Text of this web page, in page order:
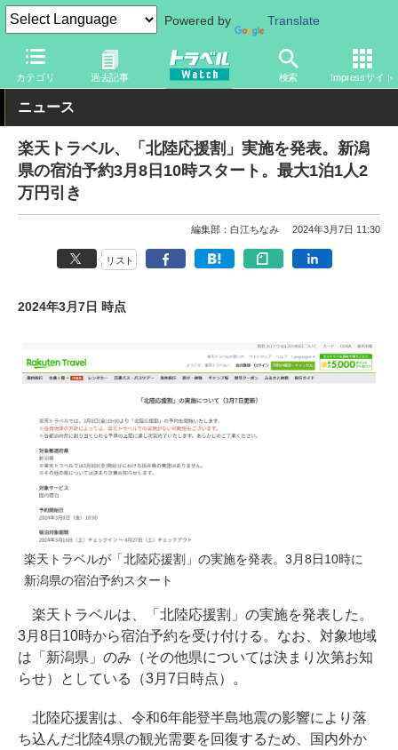
Powered by Translate
カテゴリ 過去記事 検索 Impressサイト
トラベル Watch 企業・政府・官庁 政府・官庁 旅行会社・旅
ニュース
楽天トラベル、「北陸応援割」実施を発表。新潟
県の宿泊予約3月8日10時スタート。最大1泊1人2
万円引き
編集部：白江ちなみ 2024年3月7日 11:30
リスト
2024年3月7日 時点
楽天トラベルが「北陸応援割」の実施を発表。3月8日10時に
新潟県の宿泊予約スタート
楽天トラベルは、「北陸応援割」の実施を発表した。
3月8日10時から宿泊予約を受け付ける。なお、対象地域
は「新潟県」のみ（その他県については決まり次第お知
らせ）としている（3月7日時点）。
北陸応援割は、令和6年能登半島地震の影響により落
ち込んだ北陸4県の観光需要を回復するため、国内外か